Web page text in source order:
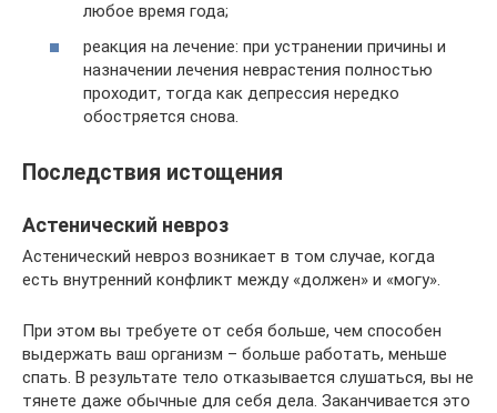
любое время года;
реакция на лечение: при устранении причины и
назначении лечения неврастения полностью
проходит, тогда как депрессия нередко
обостряется снова.
Последствия истощения
Астенический невроз
Астенический невроз возникает в том случае, когда
есть внутренний конфликт между «должен» и «могу».
При этом вы требуете от себя больше, чем способен
выдержать ваш организм – больше работать, меньше
спать. В результате тело отказывается слушаться, вы не
тянете даже обычные для себя дела. Заканчивается это